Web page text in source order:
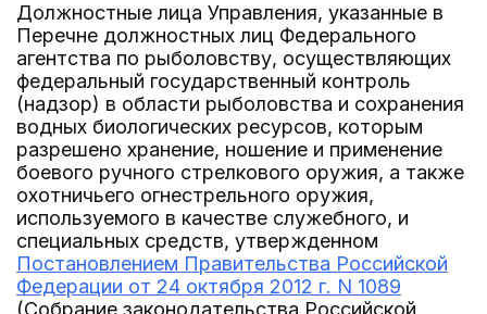
Должностные лица Управления, указанные в
Перечне должностных лиц Федерального
агентства по рыболовству, осуществляющих
федеральный государственный контроль
(надзор) в области рыболовства и сохранения
водных биологических ресурсов, которым
разрешено хранение, ношение и применение
боевого ручного стрелкового оружия, а также
охотничьего огнестрельного оружия,
используемого в качестве служебного, и
специальных средств, утвержденном
Постановлением Правительства Российской
Федерации от 24 октября 2012 г. N 1089
(Собрание законодательства Российской